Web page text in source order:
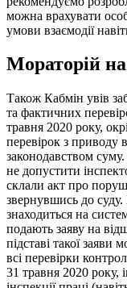
можна врахувати
умови взаємодії
Мораторій
Також Кабмін увів
та фактичних
травня 2020 року,
перевірок з
законодавством
не допустити
склали акт про
звернувшись до
знаходиться на
подають заяву на
підставі такої
всі перевірки
31 травня 2020 року,